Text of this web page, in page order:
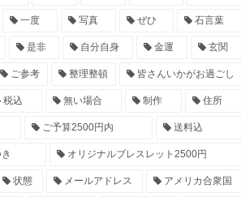
一度 写真 ぜひ 石言葉
是非 自分自身 金運 玄関
ご参考 整理整頓 皆さんいかがお過ごし
税込 無い場合 制作 住所
ご予算2500円内 送料込
オリジナルブレスレット2500円
状態 メールアドレス アメリカ合衆国